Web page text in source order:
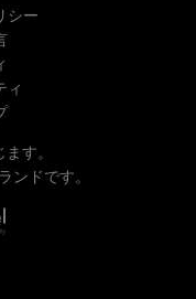
シー
ィ
す。
ンドです。